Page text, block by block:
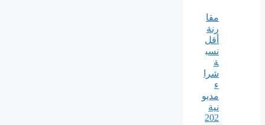
مقا
رنة
أقل
نسب
ة
شرا
ء
مديو
نية
202